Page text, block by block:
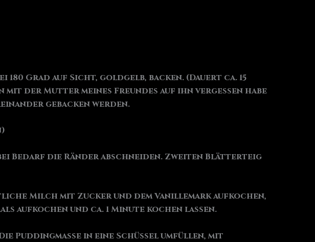
Grad auf Sicht, goldgelb, backen. (Dauert ca. 15
der Mutter meines Freundes auf ihn vergessen habe
gebacken werden.
Bedarf die Ränder abschneiden. Zweiten Blätterteig
Milch mit Zucker und dem Vanillemark aufkochen,
aufkochen und ca. 1 Minute kochen lassen.
Puddingmasse in eine Schüssel umfüllen, mit